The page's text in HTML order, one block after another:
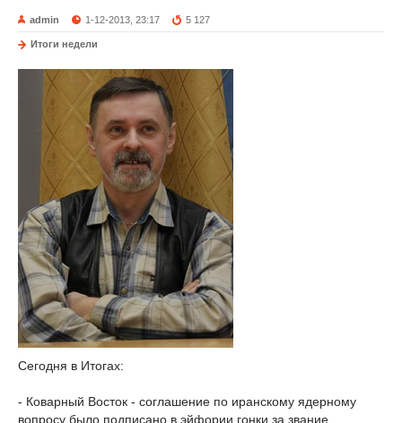
admin 1-12-2013, 23:17 5 127
Итоги недели
Сегодня в Итогах:
- Коварный Восток - соглашение по иранскому ядерному
вопросу было подписано в эйфории гонки за звание